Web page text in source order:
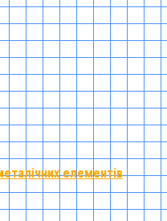
елементів